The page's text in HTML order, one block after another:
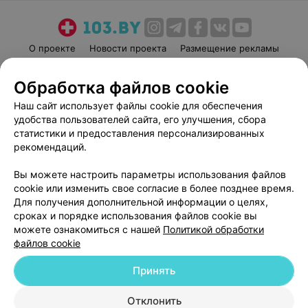
О проекте Новости проекта
Размещение рекламы
Пользовательское соглашение
Способы оплаты
Вакансии
Партнеры
Написать руководителю 103.by
Обработка персональных данных
© 2026 ООО «Артокс Лаб», УНП 191700409
| 220012, Республика Беларусь,
Обработка файлов cookie
Наш сайт использует файлы cookie для обеспечения
удобства пользователей сайта, его улучшения, сбора
статистики и предоставления персонализированных
рекомендаций.
Вы можете настроить параметры использования файлов
cookie или изменить свое согласие в более позднее время.
Для получения дополнительной информации о целях,
сроках и порядке использования файлов cookie вы
можете ознакомиться с нашей Политикой обработки
файлов cookie
Отклонить
Принять